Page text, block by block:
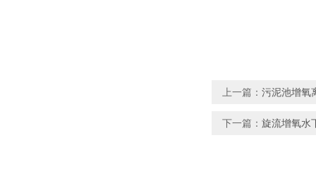
上一篇： 污泥池增氧
下一篇： 旋流增氧水